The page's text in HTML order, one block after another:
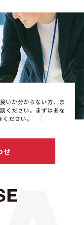
いか分からない方、ま
ください。まずはあな
ださい。
せ